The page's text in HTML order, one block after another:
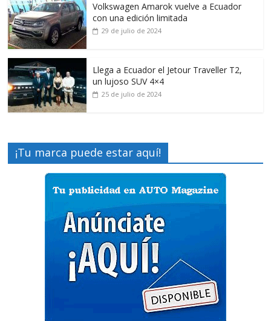
Volkswagen Amarok vuelve a Ecuador
con una edición limitada
29 de julio de 2024
Llega a Ecuador el Jetour Traveller T2,
un lujoso SUV 4×4
25 de julio de 2024
¡Tu marca puede estar aquí!